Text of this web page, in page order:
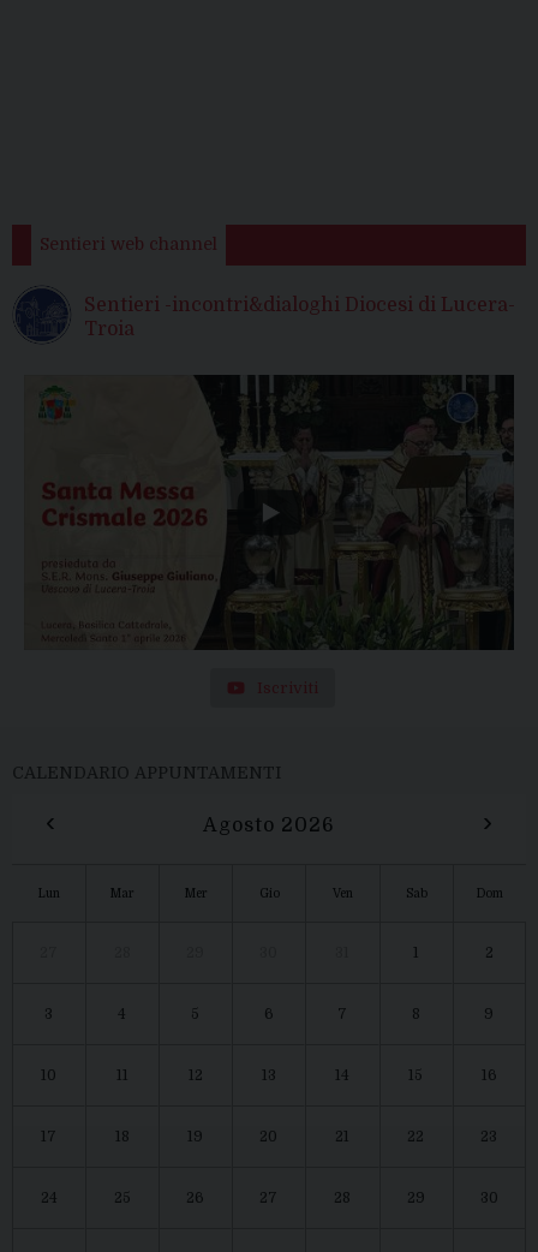
Sentieri web channel
Sentieri -incontri&dialoghi Diocesi di Lucera-
Troia
Iscriviti
CALENDARIO APPUNTAMENTI
‹ Agosto 2026 ›
Lun Mar Mer Gio Ven Sab Dom
1 2
3 4 5 6 7 8 9
10 11 12 13 14 15 16
17 18 19 20 21 22 23
24 25 26 27 28 29 30